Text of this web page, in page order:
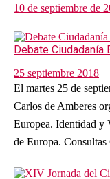
10 de septiembre de
Debate Ciudadanía
25 septiembre 2018
El martes 25 de
Carlos de Amberes
Europea. Identidad y
de Europa. Consultas